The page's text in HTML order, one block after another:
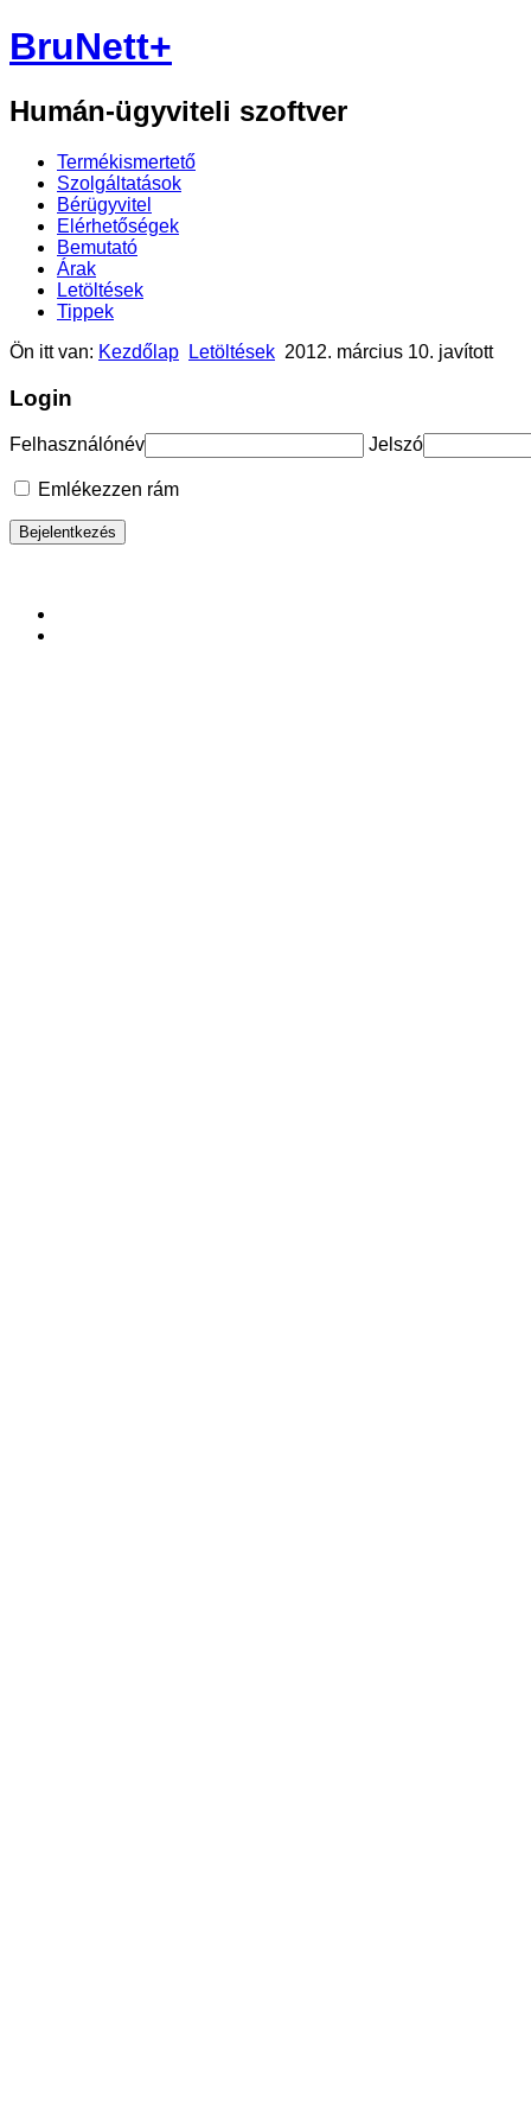
BruNett+
Humán-ügyviteli szoftver
Termékismertető
Szolgáltatások
Bérügyvitel
Elérhetőségek
Bemutató
Árak
Letöltések
Tippek
Ön itt van: Kezdőlap Letöltések 2012. március 10. javított
Login
Felhasználónév Jelszó
Emlékezzen rám